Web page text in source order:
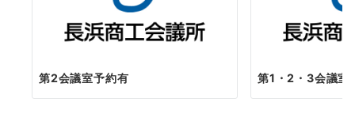
第2会議室予約有 第1・2・3会議室